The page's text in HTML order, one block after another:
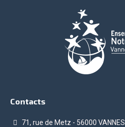
Contacts
71, rue de Metz - 56000 VANNES